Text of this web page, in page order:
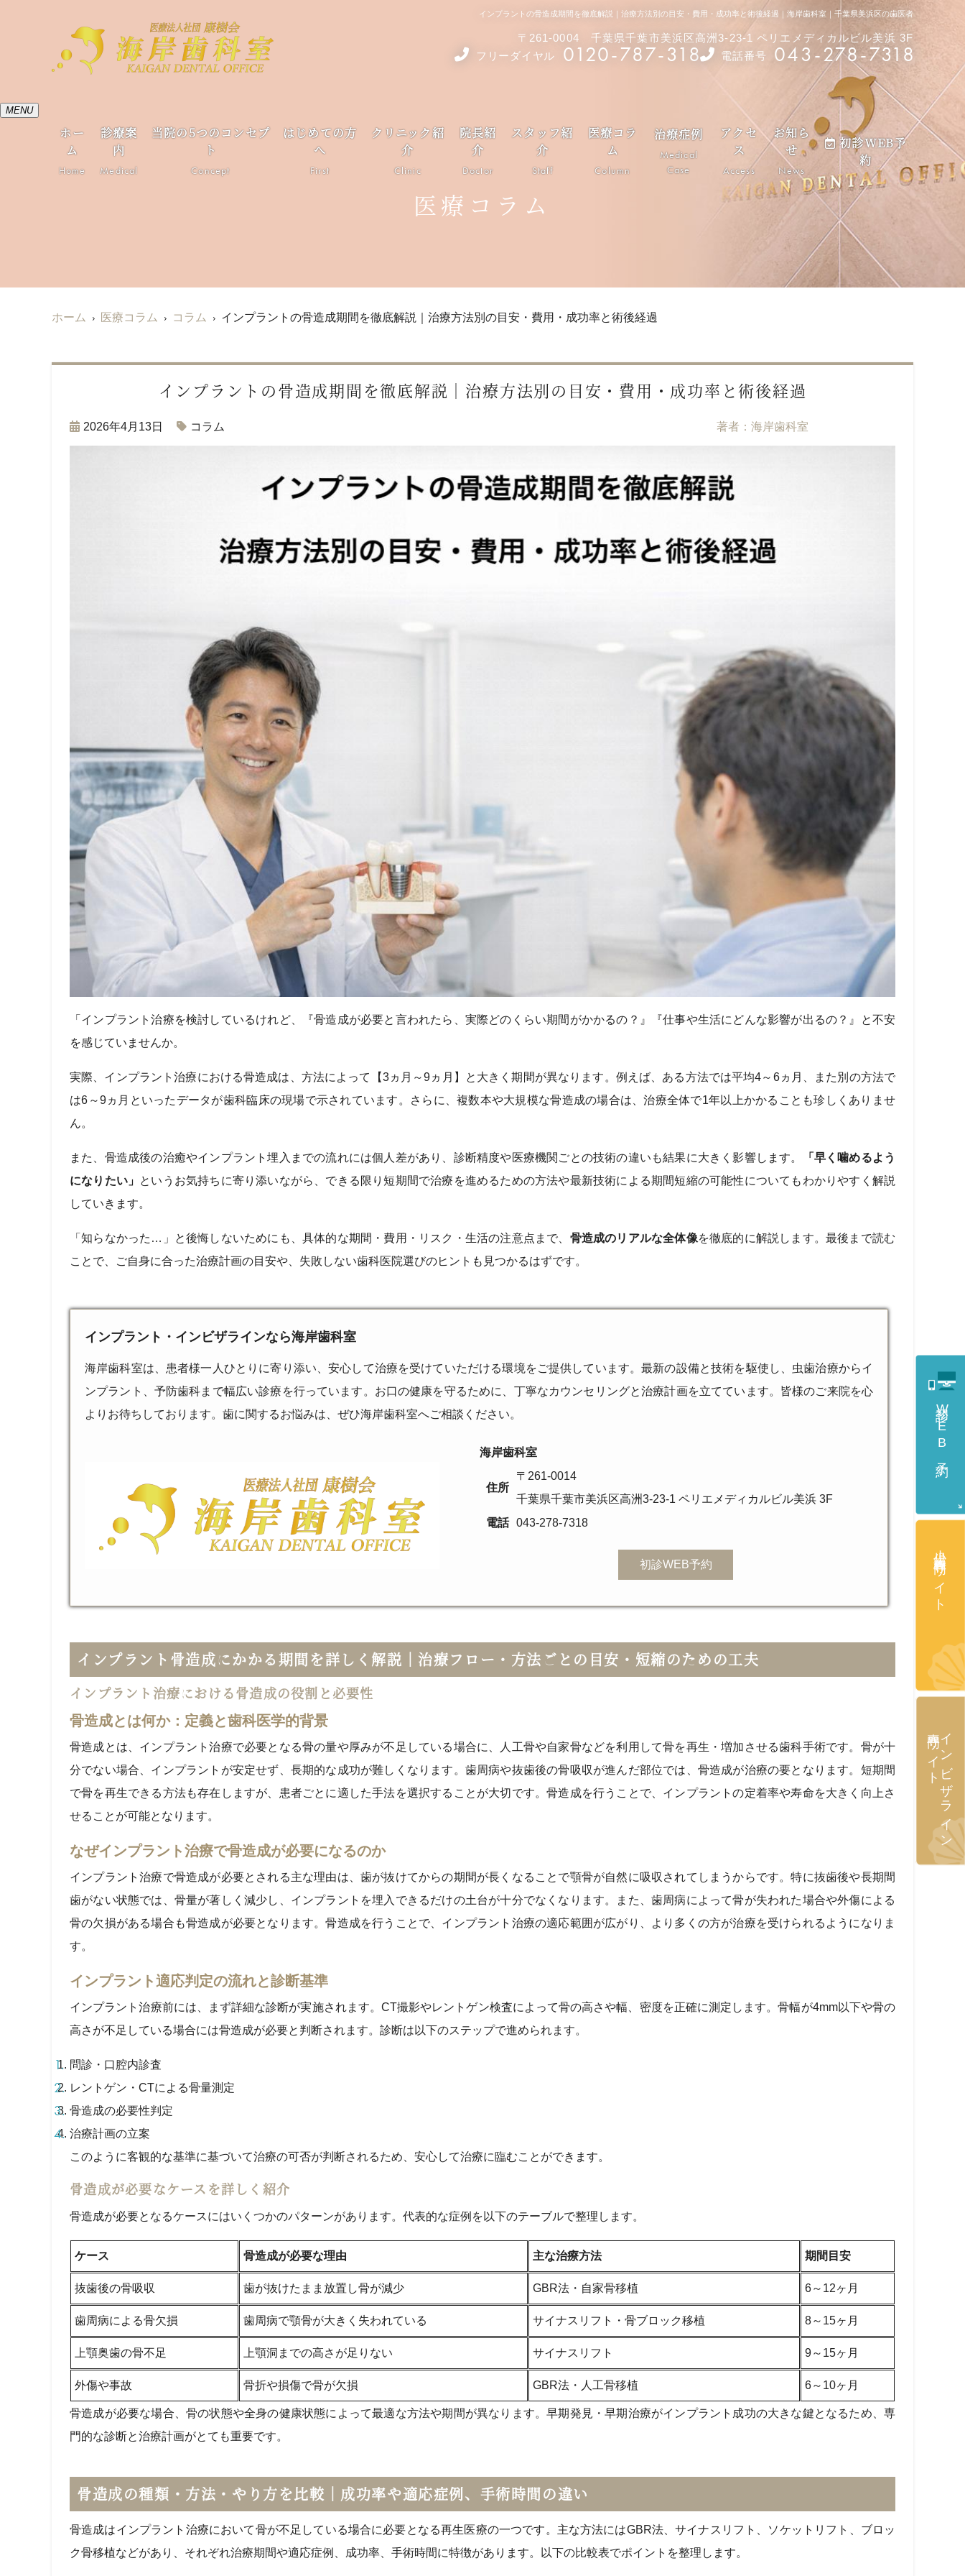
インプラントの骨造成期間を徹底解説｜治療方法別の目安・費用・成功率と術後経過｜海岸歯科室｜千葉県美浜区の歯医者
〒261-0004 千葉県千葉市美浜区高洲3-23-1 ペリエメディカルビル美浜 3F
フリーダイヤル 0120-787-318 電話番号 043-278-7318
初診WEB予約
小児歯科専門サイト
インビザライン
専門サイト
MENU
ホー
ム
Home
診療案
内
Medical
当院の5つのコンセプ
ト
Concept
はじめての方
へ
First
クリニック紹
介
Clinic
院長紹
介
Doctor
スタッフ紹
介
Staff
医療コラ
ム
Column
治療症例
Medical
Case
アクセ
ス
Access
お知ら
せ
News
初診WEB予
約
医療コラム
ホーム 医療コラム コラム インプラントの骨造成期間を徹底解説｜治療方法別の目安・費用・成功率と術後経過
インプラントの骨造成期間を徹底解説｜治療方法別の目安・費用・成功率と術後経過
2026年4月13日 コラム 著者：海岸歯科室
「インプラント治療を検討しているけれど、『骨造成が必要と言われたら、実際どのくらい期間がかかるの？』『仕事や生活にどんな影響が出るの？』と不安
を感じていませんか。
実際、インプラント治療における骨造成は、方法によって【3ヵ月～9ヵ月】と大きく期間が異なります。例えば、ある方法では平均4～6ヵ月、また別の方法で
は6～9ヵ月といったデータが歯科臨床の現場で示されています。さらに、複数本や大規模な骨造成の場合は、治療全体で1年以上かかることも珍しくありませ
ん。
また、骨造成後の治癒やインプラント埋入までの流れには個人差があり、診断精度や医療機関ごとの技術の違いも結果に大きく影響します。
「早く噛めるよう
になりたい」 というお気持ちに寄り添いながら、できる限り短期間で治療を進めるための方法や最新技術による期間短縮の可能性についてもわかりやすく解説
していきます。
「知らなかった…」と後悔しないためにも、具体的な期間・費用・リスク・生活の注意点まで、 骨造成のリアルな全体像を徹底的に解説します。最後まで読む
ことで、ご自身に合った治療計画の目安や、失敗しない歯科医院選びのヒントも見つかるはずです。
インプラント・インビザラインなら海岸歯科室
海岸歯科室は、患者様一人ひとりに寄り添い、安心して治療を受けていただける環境をご提供しています。最新の設備と技術を駆使し、虫歯治療からイ
ンプラント、予防歯科まで幅広い診療を行っています。お口の健康を守るために、丁寧なカウンセリングと治療計画を立てています。皆様のご来院を心
よりお待ちしております。歯に関するお悩みは、ぜひ海岸歯科室へご相談ください。
海岸歯科室
住所
〒261-0014
千葉県千葉市美浜区高洲3-23-1 ペリエメディカルビル美浜 3F
電話 043-278-7318
初診WEB予約
インプラント骨造成にかかる期間を詳しく解説｜治療フロー・方法ごとの目安・短縮のための工夫
インプラント治療における骨造成の役割と必要性
骨造成とは何か：定義と歯科医学的背景
骨造成とは、インプラント治療で必要となる骨の量や厚みが不足している場合に、人工骨や自家骨などを利用して骨を再生・増加させる歯科手術です。骨が十
分でない場合、インプラントが安定せず、長期的な成功が難しくなります。歯周病や抜歯後の骨吸収が進んだ部位では、骨造成が治療の要となります。短期間
で骨を再生できる方法も存在しますが、患者ごとに適した手法を選択することが大切です。骨造成を行うことで、インプラントの定着率や寿命を大きく向上さ
せることが可能となります。
なぜインプラント治療で骨造成が必要になるのか
インプラント治療で骨造成が必要とされる主な理由は、歯が抜けてからの期間が長くなることで顎骨が自然に吸収されてしまうからです。特に抜歯後や長期間
歯がない状態では、骨量が著しく減少し、インプラントを埋入できるだけの土台が十分でなくなります。また、歯周病によって骨が失われた場合や外傷による
骨の欠損がある場合も骨造成が必要となります。骨造成を行うことで、インプラント治療の適応範囲が広がり、より多くの方が治療を受けられるようになりま
す。
インプラント適応判定の流れと診断基準
インプラント治療前には、まず詳細な診断が実施されます。CT撮影やレントゲン検査によって骨の高さや幅、密度を正確に測定します。骨幅が4mm以下や骨の
高さが不足している場合には骨造成が必要と判断されます。診断は以下のステップで進められます。
問診・口腔内診査
レントゲン・CTによる骨量測定
骨造成の必要性判定
治療計画の立案
このように客観的な基準に基づいて治療の可否が判断されるため、安心して治療に臨むことができます。
骨造成が必要なケースを詳しく紹介
骨造成が必要となるケースにはいくつかのパターンがあります。代表的な症例を以下のテーブルで整理します。
ケース 骨造成が必要な理由 主な治療方法 期間目安
抜歯後の骨吸収 歯が抜けたまま放置し骨が減少 GBR法・自家骨移植 6～12ヶ月
歯周病による骨欠損 歯周病で顎骨が大きく失われている サイナスリフト・骨ブロック移植 8～15ヶ月
上顎奥歯の骨不足 上顎洞までの高さが足りない サイナスリフト 9～15ヶ月
外傷や事故 骨折や損傷で骨が欠損 GBR法・人工骨移植 6～10ヶ月
骨造成が必要な場合、骨の状態や全身の健康状態によって最適な方法や期間が異なります。早期発見・早期治療がインプラント成功の大きな鍵となるため、専
門的な診断と治療計画がとても重要です。
骨造成の種類・方法・やり方を比較｜成功率や適応症例、手術時間の違い
骨造成はインプラント治療において骨が不足している場合に必要となる再生医療の一つです。主な方法にはGBR法、サイナスリフト、ソケットリフト、ブロッ
ク骨移植などがあり、それぞれ治療期間や適応症例、成功率、手術時間に特徴があります。以下の比較表でポイントを整理します。